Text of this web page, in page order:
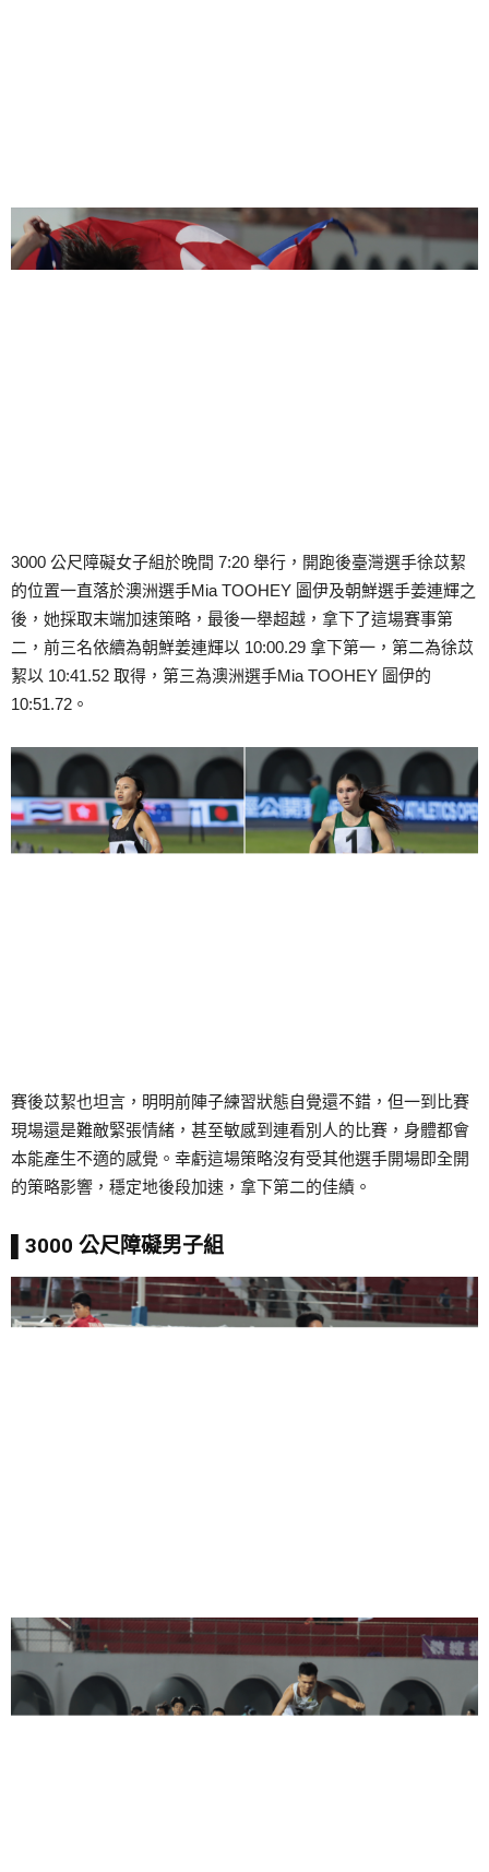
3000 公尺障礙女子組於晚間 7:20 舉行，開跑後臺灣選手徐苡絜
的位置一直落於澳洲選手Mia TOOHEY 圖伊及朝鮮選手姜連輝之
後，她採取末端加速策略，最後一舉超越，拿下了這場賽事第
二，前三名依續為朝鮮姜連輝以 10:00.29 拿下第一，第二為徐苡
絜以 10:41.52 取得，第三為澳洲選手Mia TOOHEY 圖伊的
10:51.72。
賽後苡絜也坦言，明明前陣子練習狀態自覺還不錯，但一到比賽
現場還是難敵緊張情緒，甚至敏感到連看別人的比賽，身體都會
本能產生不適的感覺。幸虧這場策略沒有受其他選手開場即全開
的策略影響，穩定地後段加速，拿下第二的佳績。
▌3000 公尺障礙男子組